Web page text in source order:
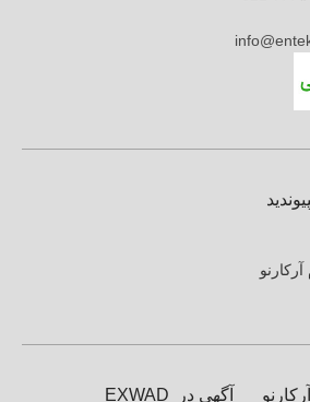
آرکارنو
آگهی در EXWAD